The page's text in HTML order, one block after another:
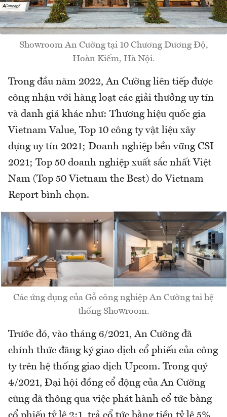
Showroom An Cường tại 10 Chương Dương Độ,
Hoàn Kiếm, Hà Nội.
Trong đầu năm 2022, An Cường liên tiếp được
công nhận với hàng loạt các giải thưởng uy tín
và danh giá khác như: Thương hiệu quốc gia
Vietnam Value, Top 10 công ty vật liệu xây
dựng uy tín 2021; Doanh nghiệp bền vững CSI
2021; Top 50 doanh nghiệp xuất sắc nhất Việt
Nam (Top 50 Vietnam the Best) do Vietnam
Report bình chọn.
Các ứng dụng của Gỗ công nghiệp An Cường tai hệ
thống Showroom.
Trước đó, vào tháng 6/2021, An Cường đã
chính thức đăng ký giao dịch cổ phiếu của công
ty trên hệ thống giao dịch Upcom. Trong quý
4/2021, Đại hội đồng cổ động của An Cường
cũng đã thông qua việc phát hành cổ tức bằng